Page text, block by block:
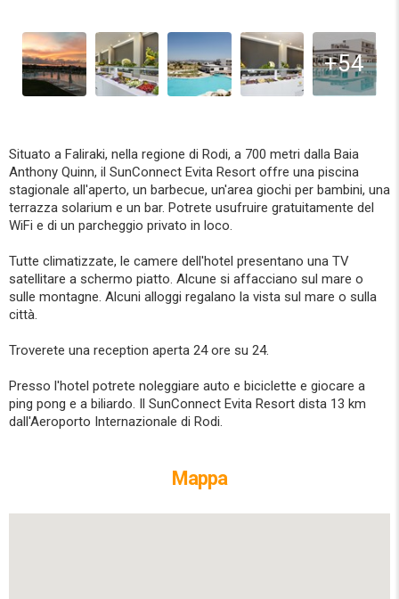
+54
Situato a Faliraki, nella regione di Rodi, a 700 metri dalla Baia
Anthony Quinn, il SunConnect Evita Resort offre una piscina
stagionale all'aperto, un barbecue, un'area giochi per bambini, una
terrazza solarium e un bar. Potrete usufruire gratuitamente del
WiFi e di un parcheggio privato in loco.
Tutte climatizzate, le camere dell'hotel presentano una TV
satellitare a schermo piatto. Alcune si affacciano sul mare o
sulle montagne. Alcuni alloggi regalano la vista sul mare o sulla
città.
Troverete una reception aperta 24 ore su 24.
Presso l'hotel potrete noleggiare auto e biciclette e giocare a
ping pong e a biliardo. Il SunConnect Evita Resort dista 13 km
dall'Aeroporto Internazionale di Rodi.
Mappa